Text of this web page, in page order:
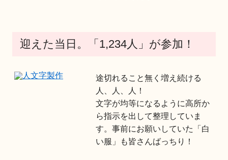
迎えた当日。「1,234人」が参加！
途切れること無く増え続ける
人、人、人！
文字が均等になるように高所か
ら指示を出して整理していま
す。事前にお願いしていた「白
い服」も皆さんばっちり！